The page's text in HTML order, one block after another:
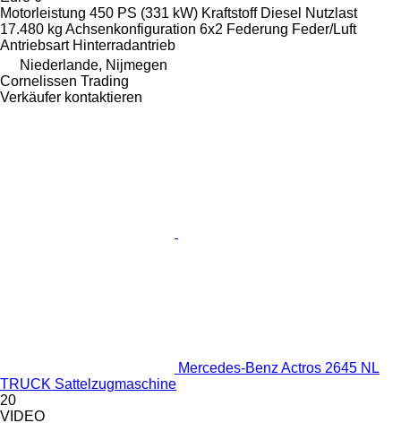
Motorleistung 450 PS (331 kW) Kraftstoff Diesel Nutzlast
17.480 kg Achsenkonfiguration 6x2 Federung Feder/Luft
Antriebsart Hinterradantrieb
Niederlande, Nijmegen
Cornelissen Trading
Verkäufer kontaktieren
Mercedes-Benz Actros 2645 NL
TRUCK Sattelzugmaschine
20
VIDEO